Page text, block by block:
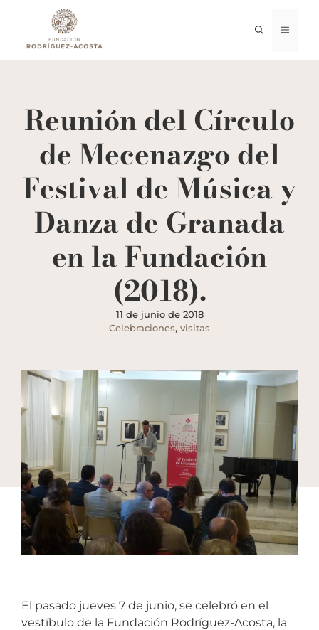
contenido
MENÚ
Reunión del Círculo
de Mecenazgo del
Festival de Música y
Danza de Granada
en la Fundación
(2018).
11 de junio de 2018
Celebraciones, visitas
El pasado jueves 7 de junio, se celebró en el
vestíbulo de la Fundación Rodríguez-Acosta, la